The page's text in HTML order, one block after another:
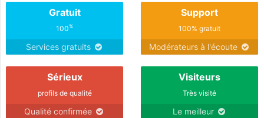
Gratuit
100%
Services gratuits
Support
100% gratuit
Modérateurs à l'écoute
Sérieux
profils de qualité
Qualité confirmée
Visiteurs
Très visité
Le meilleur